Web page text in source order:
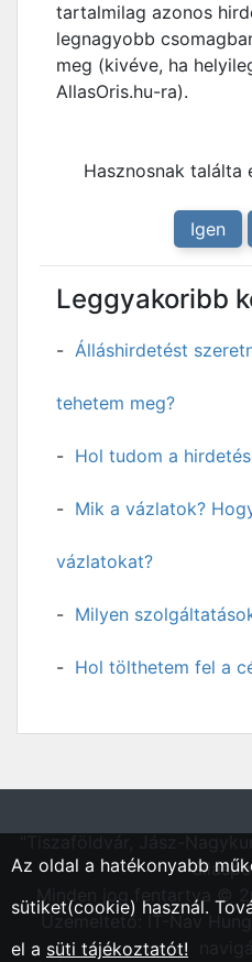
tartalmilag azonos
legnagyobb
meg (kivéve, ha
AllasOris.hu-ra).
Hasznosnak
Igen
Leggyakoribb
Álláshirdetést
tehetem meg?
Hol tudom a
Mik a vázlatok?
vázlatokat?
Milyen
Hol tölthetem fel a
Minden jog fentartva ©
Üzemeltető: IT-Nav
Az oldal a hatékonyabb
sütiket(cookie) használ.
el a süti tájékoztatót!